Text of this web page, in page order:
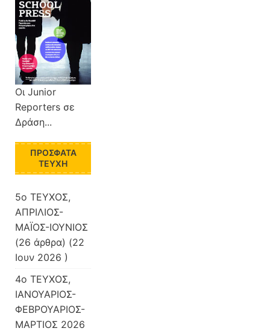
Οι Junior
Reporters σε
Δράση...
ΠΡΌΣΦΑΤΑ
ΤΕΎΧΗ
5ο ΤΕΥΧΟΣ,
ΑΠΡΙΛΙΟΣ-
ΜΑΪΟΣ-ΙΟΥΝΙΟΣ
(26 άρθρα) (22
Ιουν 2026 )
4ο ΤΕΥΧΟΣ,
ΙΑΝΟΥΑΡΙΟΣ-
ΦΕΒΡΟΥΑΡΙΟΣ-
ΜΑΡΤΙΟΣ 2026